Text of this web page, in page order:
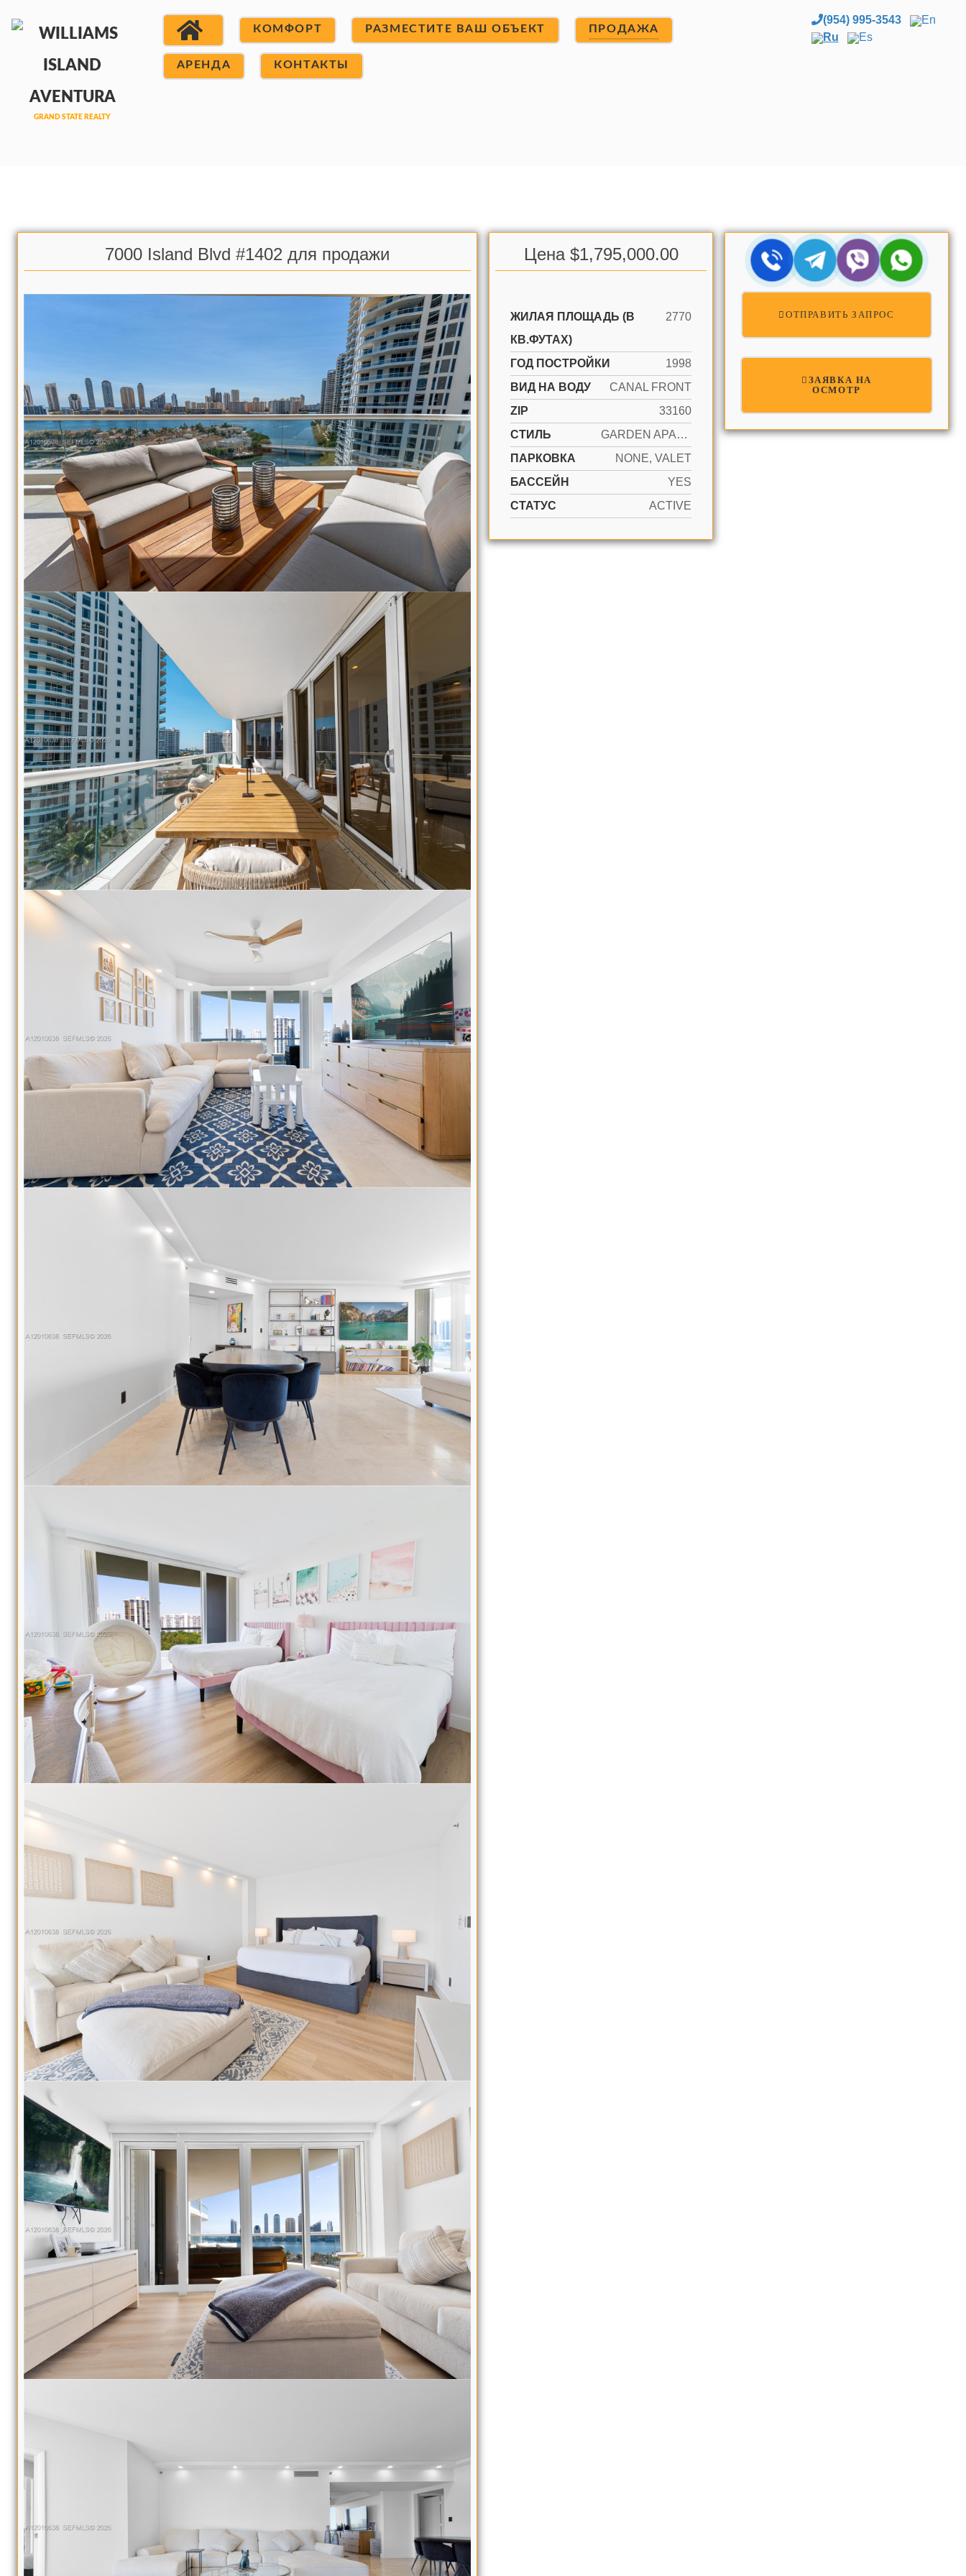
КОМФОРТ РАЗМЕСТИТЕ ВАШ ОБЪЕКТ ПРОДАЖА
АРЕНДА КОНТАКТЫ
(954) 995-3543
En
Ru
Es
7000 Island Blvd #1402 для продажи Цена $1,795,000.00
ЖИЛАЯ ПЛОЩАДЬ (В
КВ.ФУТАХ)
2770
ГОД ПОСТРОЙКИ
1998
ВИД НА ВОДУ
CANAL FRONT
ZIP
33160
СТИЛЬ
GARDEN APARTMENT, HIGH RISE
ПАРКОВКА
NONE, VALET
БАССЕЙН
YES
СТАТУС
ACTIVE
ОТПРАВИТЬ ЗАПРОС
ЗАЯВКА НА
ОСМОТР